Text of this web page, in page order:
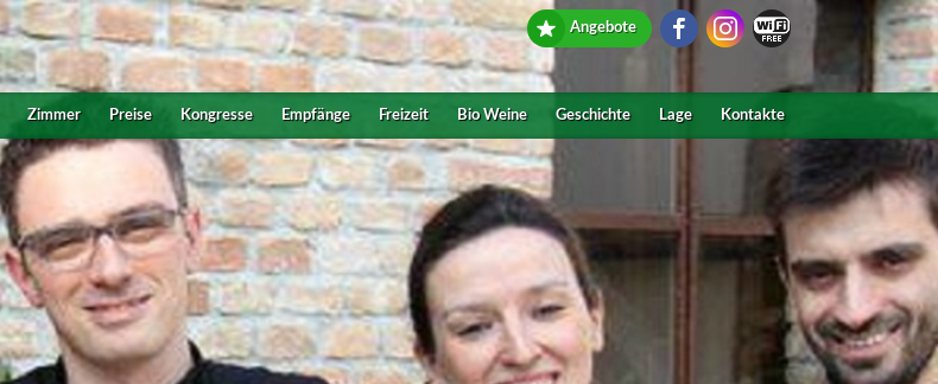
Angebote
Zimmer Preise Kongresse Empfänge Freizeit Bio Weine Geschichte Lage Kontakte